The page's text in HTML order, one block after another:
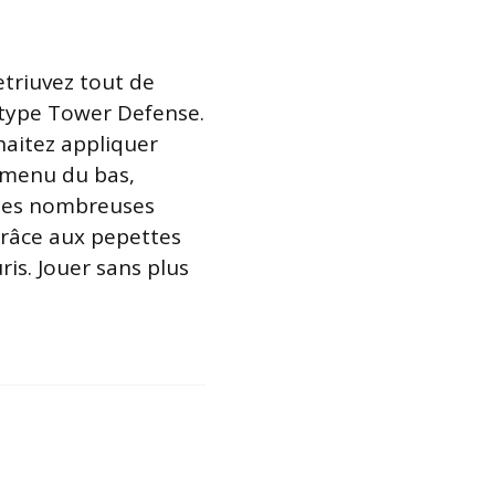
tout de
Tower Defense.
appliquer
du bas,
nombreuses
aux pepettes
Jouer sans plus